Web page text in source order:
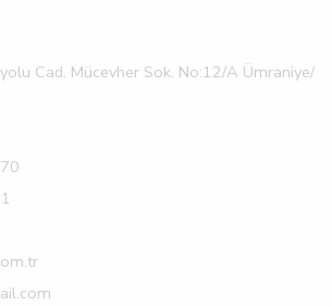
Cad. Mücevher Sok. No:12/A Ümraniye/